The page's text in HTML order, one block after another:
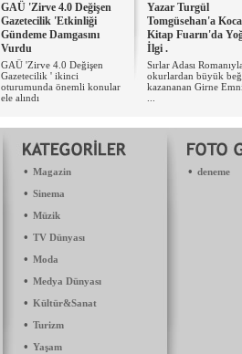
GAÜ 'Zirve 4.0 Değişen
Gazetecilik 'Etkinliği
Gündeme Damgasını
Vurdu
GAÜ 'Zirve 4.0 Değişen
Gazetecilik ' ikinci
oturumunda önemli konular
ele alındı
Yazar Turgül
Tomgüsehan'a
Kitap Fuarın'da
İlgi .
Sırlar Adası
okurlardan büyük
kazananan Girne
• Magazin
• Sinema
• Müzik
• TV Dünyası
• Moda
• Medya Dünyası
• Kültür&Sanat
• Turizm
• Yaşam
• deneme